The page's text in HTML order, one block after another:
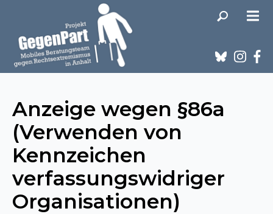
Anzeige wegen §86a
(Verwenden von
Kennzeichen
verfassungswidriger
Organisationen)